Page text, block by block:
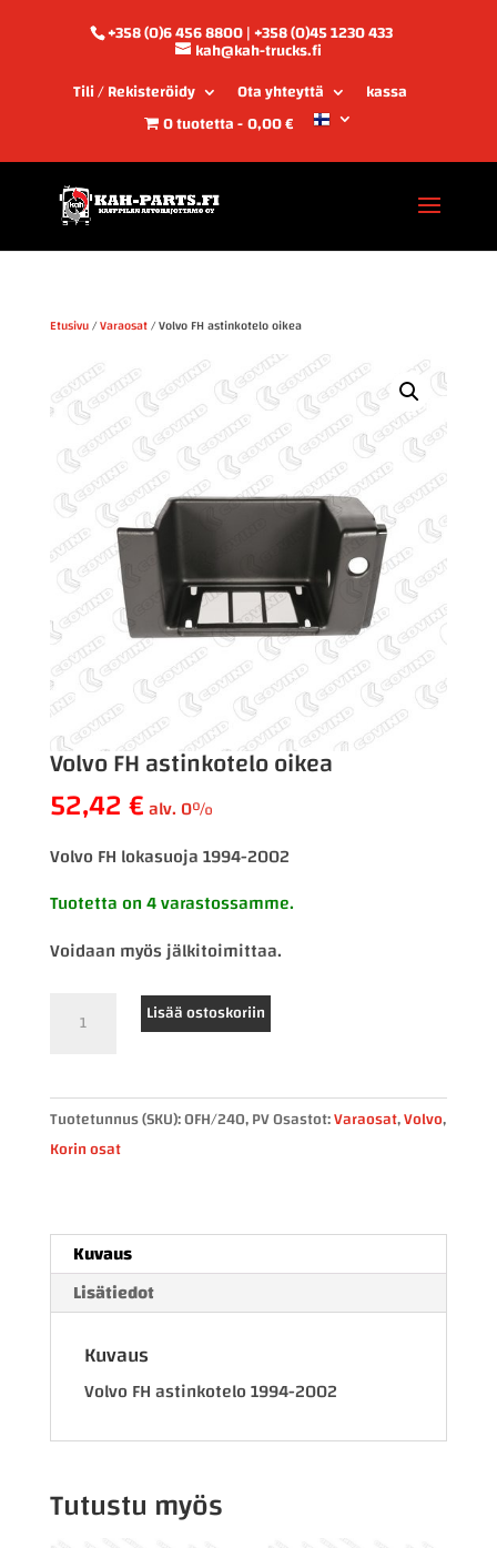
+358 (0)6 456 8800 | +358 (0)45 1230 433
kah@kah-trucks.fi
Tili / Rekisteröidy
Ota yhteyttä
kassa
0 tuotetta 0,00 €
Etusivu/Varaosat/ Volvo FH astinkotelo oikea
Volvo FH astinkotelo oikea
52,42€alv. 0%
Volvo FH lokasuoja 1994-2002
Tuotetta on 4 varastossamme.
Voidaan myös jälkitoimittaa.
oikea
määrä
Lisää ostoskoriin
Tuotetunnus (SKU):0FH/240, PVOsastot:Varaosat,Volvo,
Korin osat
Kuvaus
Lisätiedot
Kuvaus
Volvo FH astinkotelo 1994-2002
Tutustu myös